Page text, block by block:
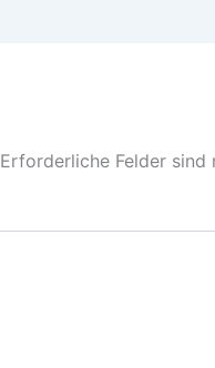
Erforderliche Felder sind